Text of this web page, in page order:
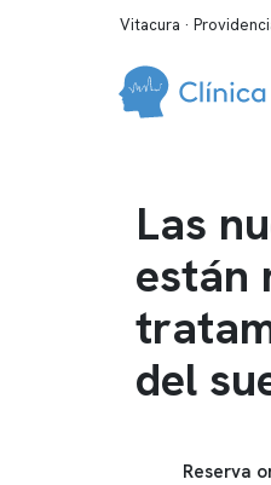
Vitacura ·
Las
están
del
Reserva